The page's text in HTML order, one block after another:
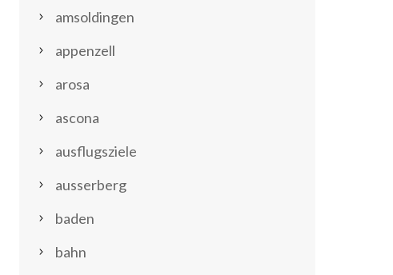
amsoldingen
appenzell
arosa
ascona
ausflugsziele
ausserberg
baden
bahn